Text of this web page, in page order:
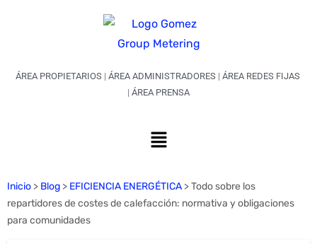
ÁREA PROPIETARIOS| ÁREA ADMINISTRADORES| ÁREA REDES FIJAS
| ÁREA PRENSA
Inicio> Blog> EFICIENCIA ENERGÉTICA>Todo sobre los
repartidores de costes de calefacción: normativa y obligaciones
para comunidades